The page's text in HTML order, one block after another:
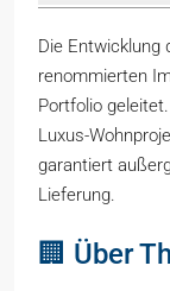
Die Entwicklung
renommierten
Portfolio
Luxus-
garantiert
Lieferung.
🏢 Über